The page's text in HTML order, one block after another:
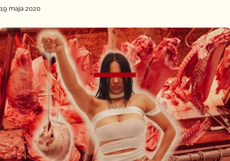
19 maja 2020